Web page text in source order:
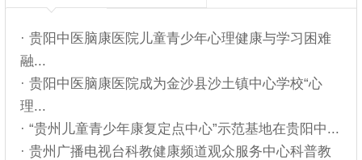
· 贵阳中医脑康医院儿童青少年心理健康与学习困难
融...
· 贵阳中医脑康医院成为金沙县沙土镇中心学校“心
理...
· “贵州儿童青少年康复定点中心”示范基地在贵阳中...
· 贵州广播电视台科教健康频道观众服务中心科普教